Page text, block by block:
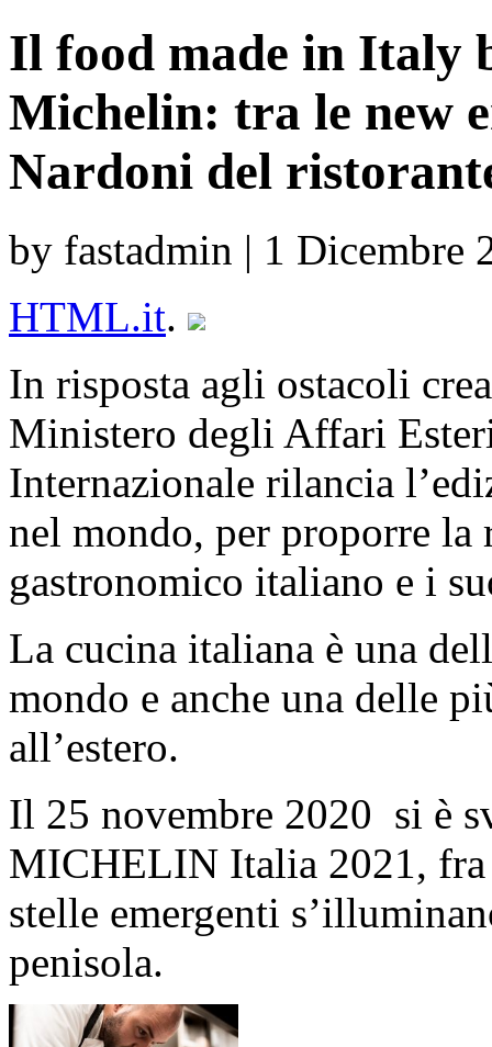
Il food made in Italy
Michelin: tra le new
Nardoni del
by fastadmin | 1 Dicembre
HTML.it.
In risposta agli ostacoli
Ministero degli Affari
Internazionale rilancia
nel mondo, per proporre la
gastronomico italiano e i
La cucina italiana è una
mondo e anche una delle
all’estero.
Il 25 novembre 2020 si è
MICHELIN Italia 2021,
stelle emergenti
penisola.